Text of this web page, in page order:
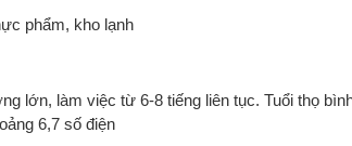
phẩm, kho lạnh
lớn, làm việc từ 6-8 tiếng liên tục. Tuổi thọ
6,7 số điện